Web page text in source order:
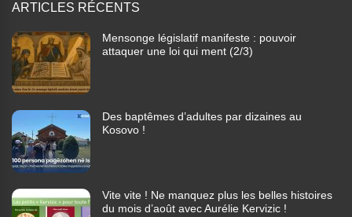
ARTICLES RÉCENTS
Mensonge législatif manifeste : pouvoir
attaquer une loi qui ment (2/3)
Des baptêmes d’adultes par dizaines au
Kosovo !
Vite vite ! Ne manquez plus les belles histoires
du mois d’août avec Aurélie Kervizic !